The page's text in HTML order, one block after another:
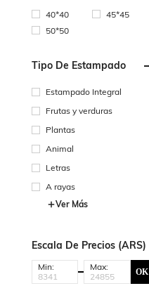
40*40
45*45
50*50
Tipo De Estampado
Estampado Integral
Frutas y verduras
Plantas
Animal
Letras
A rayas
Ver Más
Escala De Precios (ARS)
Min: Max: OK